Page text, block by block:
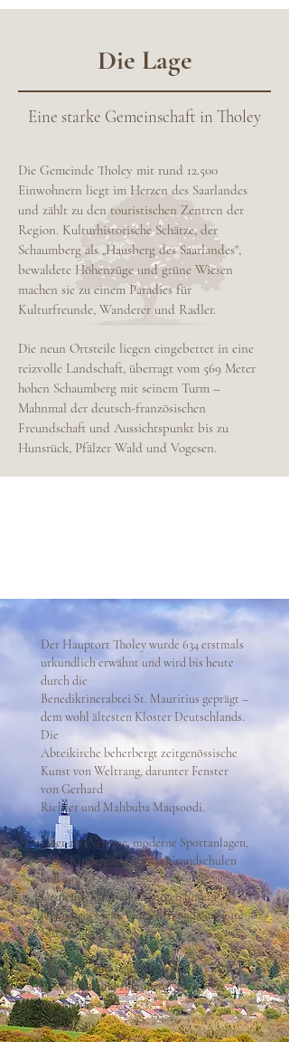
Die Lage
Eine starke Gemeinschaft in Tholey
Die Gemeinde Tholey mit rund 12.500
Einwohnern liegt im Herzen des Saarlandes
und zählt zu den touristischen Zentren der
Region. Kulturhistorische Schätze, der
Schaumberg als „Hausberg des Saarlandes",
bewaldete Höhenzüge und grüne Wiesen
machen sie zu einem Paradies für
Kulturfreunde, Wanderer und Radler.
Die neun Ortsteile liegen eingebettet in eine
reizvolle Landschaft, überragt vom 569 Meter
hohen Schaumberg mit seinem Turm –
Mahnmal der deutsch-französischen
Freundschaft und Aussichtspunkt bis zu
Hunsrück, Pfälzer Wald und Vogesen.
Der Hauptort Tholey wurde 634 erstmals
urkundlich erwähnt und wird bis heute
durch die
Benediktinerabtei St. Mauritius geprägt –
dem wohl ältesten Kloster Deutschlands.
Die
Abteikirche beherbergt zeitgenössische
Kunst von Weltrang, darunter Fenster
von Gerhard
Richter und Mahbuba Maqsoodi.
Über 200 Vereine, moderne Sportanlagen,
sechs Kindergärten, zwei Grundschulen
und eine
Gemeinschaftsschule sorgen für ein
lebendiges Gemeindeleben und eine gute
Infrastruktur.
Tholey vereint neun Ortsteile zu einer
lebendigen und zukunftsorientierten
Gemeinde.